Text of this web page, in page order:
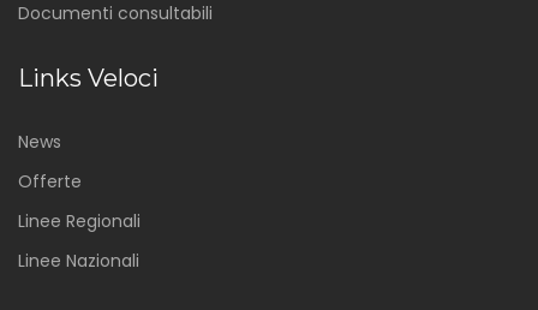
Documenti consultabili
Links Veloci
News
Offerte
Linee Regionali
Linee Nazionali